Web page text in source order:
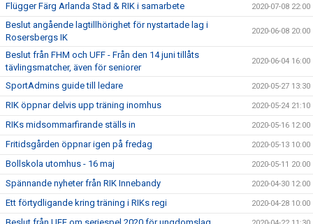
Flügger Färg Arlanda Stad & RIK i samarbete 2020-07-08 22:00
Beslut angående lagtillhörighet för nystartade lag i
Rosersbergs IK
2020-06-08 20:00
Beslut från FHM och UFF - Från den 14 juni tillåts
tävlingsmatcher, även för seniorer
2020-06-04 16:00
SportAdmins guide till ledare 2020-05-27 13:30
RIK öppnar delvis upp träning inomhus 2020-05-24 21:10
RIKs midsommarfirande ställs in 2020-05-16 12:00
Fritidsgården öppnar igen på fredag 2020-05-13 10:00
Bollskola utomhus - 16 maj 2020-05-11 20:00
Spännande nyheter från RIK Innebandy 2020-04-30 12:00
Ett förtydligande kring träning i RIKs regi 2020-04-28 10:00